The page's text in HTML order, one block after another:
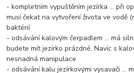
- kompletním vypuštěním jezírka ... při
musí čekat na vytvoření života ve vodě
baktérií
- odsávání kalovým čerpadlem ... má
budete mít jezírko prázdné. Navíc s
nesnadná manipulace
- odsávání kalu jezírkovými vysavači ...